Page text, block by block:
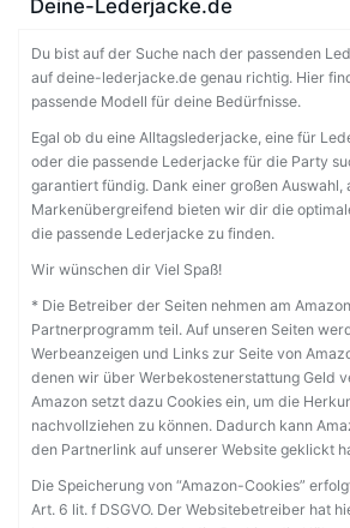
Deine-Lederjacke.de
Du bist auf der Suche nach der passenden
auf deine-lederjacke.de genau richtig. Hier
passende Modell für deine Bedürfnisse.
Egal ob du eine Alltagslederjacke, eine für
oder die passende Lederjacke für die Party
garantiert fündig. Dank einer großen Auswahl,
Markenübergreifend bieten wir dir die
die passende Lederjacke zu finden.
Wir wünschen dir Viel Spaß!
* Die Betreiber der Seiten nehmen am
Partnerprogramm teil. Auf unseren Seiten
Werbeanzeigen und Links zur Seite von
denen wir über Werbekostenerstattung Geld
Amazon setzt dazu Cookies ein, um die
nachvollziehen zu können. Dadurch kann
den Partnerlink auf unserer Website geklickt
Die Speicherung von “Amazon-Cookies”
Art. 6 lit. f DSGVO. Der Websitebetreiber hat